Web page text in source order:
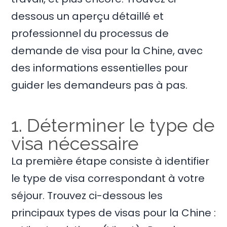
dessous un aperçu détaillé et
professionnel du processus de
demande de visa pour la Chine, avec
des informations essentielles pour
guider les demandeurs pas à pas.
1. Déterminer le type de
visa nécessaire
La première étape consiste à identifier
le type de visa correspondant à votre
séjour. Trouvez ci-dessous les
principaux types de visas pour la Chine :